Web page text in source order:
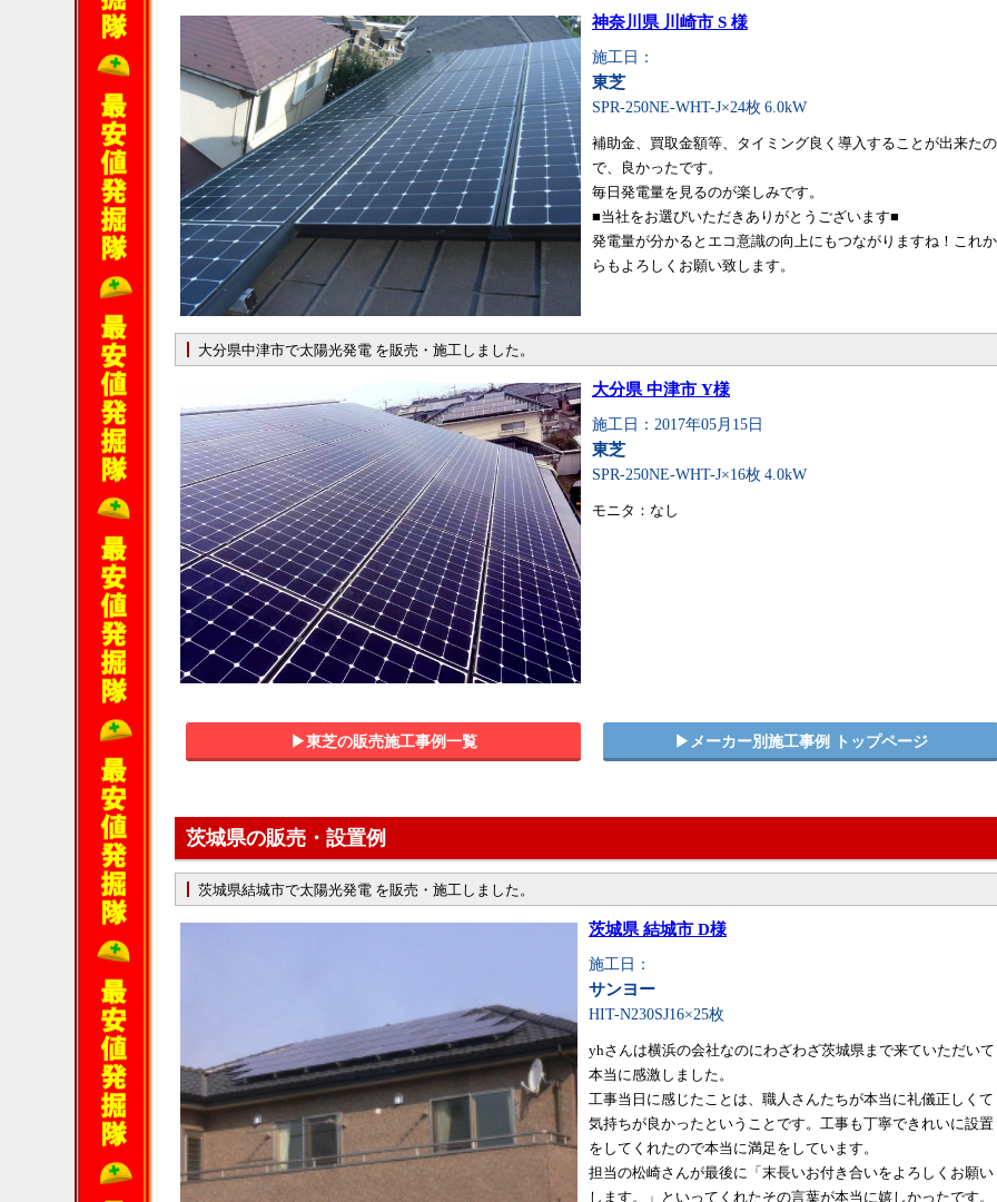
神奈川県 川崎市 S 様
施工日：
東芝
SPR-250NE-WHT-J×24枚 6.0kW
補助金、買取金額等、タイミング良く導入することが出来たの
で、良かったです。
毎日発電量を見るのが楽しみです。
■当社をお選びいただきありがとうございます■
発電量が分かるとエコ意識の向上にもつながりますね！これか
らもよろしくお願い致します。
大分県中津市で太陽光発電 を販売・施工しました。
大分県 中津市 Y様
施工日：2017年05月15日
東芝
SPR-250NE-WHT-J×16枚 4.0kW
モニタ：なし
▶︎東芝の販売施工事例一覧 ▶︎メーカー別施工事例 トップページ
茨城県の販売・設置例
茨城県結城市で太陽光発電 を販売・施工しました。
茨城県 結城市 D様
施工日：
サンヨー
HIT-N230SJ16×25枚
yhさんは横浜の会社なのにわざわざ茨城県まで来ていただいて
本当に感激しました。
工事当日に感じたことは、職人さんたちが本当に礼儀正しくて
気持ちが良かったということです。工事も丁寧できれいに設置
をしてくれたので本当に満足をしています。
担当の松崎さんが最後に「末長いお付き合いをよろしくお願い
します。」といってくれたその言葉が本当に嬉しかったです。